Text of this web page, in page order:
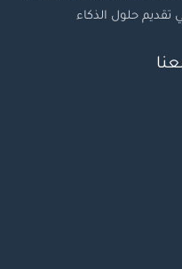
تقديم حلول الذكاء